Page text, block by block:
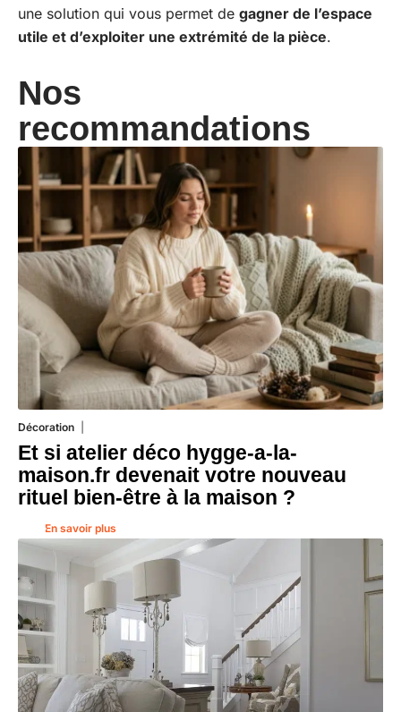
une solution qui vous permet de gagner de l’espace
utile et d’exploiter une extrémité de la pièce.
Nos
recommandations
Décoration
Et si atelier déco hygge-a-la-
maison.fr devenait votre nouveau
rituel bien-être à la maison ?
En savoir plus